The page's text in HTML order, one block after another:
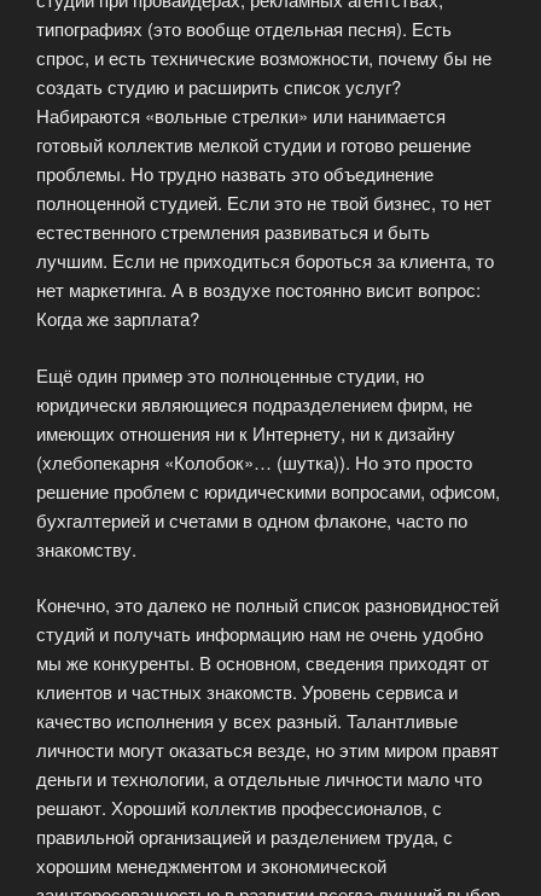
типографиях (это вообще отдельная песня). Есть
спрос, и есть технические возможности, почему бы не
создать студию и расширить список услуг?
Набираются «вольные стрелки» или нанимается
готовый коллектив мелкой студии и готово решение
проблемы. Но трудно назвать это объединение
полноценной студией. Если это не твой бизнес, то нет
естественного стремления развиваться и быть
лучшим. Если не приходиться бороться за клиента, то
нет маркетинга. А в воздухе постоянно висит вопрос:
Когда же зарплата?
Ещё один пример это полноценные студии, но
юридически являющиеся подразделением фирм, не
имеющих отношения ни к Интернету, ни к дизайну
(хлебопекарня «Колобок»… (шутка)). Но это просто
решение проблем с юридическими вопросами, офисом,
бухгалтерией и счетами в одном флаконе, часто по
знакомству.
Конечно, это далеко не полный список разновидностей
студий и получать информацию нам не очень удобно
мы же конкуренты. В основном, сведения приходят от
клиентов и частных знакомств. Уровень сервиса и
качество исполнения у всех разный. Талантливые
личности могут оказаться везде, но этим миром правят
деньги и технологии, а отдельные личности мало что
решают. Хороший коллектив профессионалов, с
правильной организацией и разделением труда, с
хорошим менеджментом и экономической